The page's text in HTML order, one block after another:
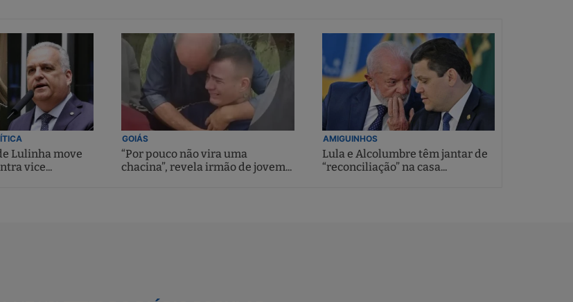
Lulinha move
vice...
GOIÁS
“Por pouco não vira uma
chacina”, revela irmão de jovem...
AMIGUINHOS
Lula e Alcolumbre têm jantar de
“reconciliação” na casa...